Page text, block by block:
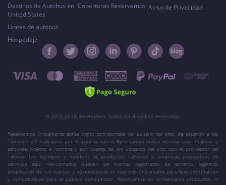
Destinos de Autobús en
United States
Líneas de autobús
Hospedaje
Coberturas Reservamos Aviso de Privacidad
© 2012-2026 Reservamos. Todos los derechos reservados.
Reservamos únicamente actúa como comisionista del usuario del sitio, de acuerdo a los
Términos y Condiciones que el usuario acepta. Reservamos realiza reservaciones legítimas y
adquiere boletos a nombre y por cuenta de los usuarios del sitio con el proveedor del
servicio. Los logotipos y nombres de productos, servicios o empresas prestadoras de
servicios aquí mencionados pueden ser marcas registradas de terceros, legítimos
propietarios de sus marcas, y se mencionan en este sitio únicamente para fines informativos
y comparativos para el público consumidor. Reservamos no comercializa productos, ni